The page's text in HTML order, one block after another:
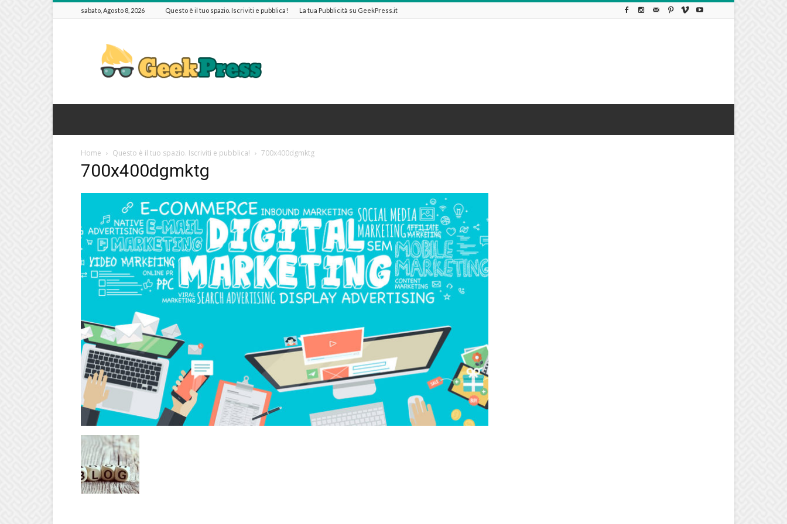
sabato, Agosto 8, 2026 Questo è il tuo spazio. Iscriviti e pubblica! La tua Pubblicità su GeekPress.it
Home Questo è il tuo spazio. Iscriviti e pubblica! 700x400dgmktg
700x400dgmktg